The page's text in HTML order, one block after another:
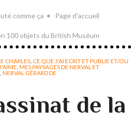
comme ça Page d'accueil
100 objets du British Muséum
CHARLES CE QUE J'AI ECRIT ET PUBLIE ET/OU
MES PAYSAGES DE NERVAL ET
NERVAL GÉRARD DE
de la